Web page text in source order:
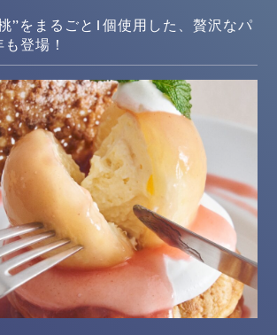
”をまるごと1個使用した、贅沢なパ
登場！